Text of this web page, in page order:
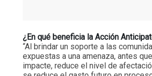
¿En qué beneficia la Acción
“Al brindar un soporte a las
expuestas a una amenaza, antes
impacte, reduce el nivel de